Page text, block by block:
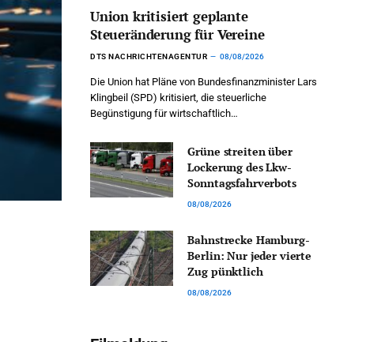
Union kritisiert geplante
Steueränderung für Vereine
DTS NACHRICHTENAGENTUR 08/08/2026
Die Union hat Pläne von Bundesfinanzminister Lars
Klingbeil (SPD) kritisiert, die steuerliche
Begünstigung für wirtschaftlich…
Grüne streiten über
Lockerung des Lkw-
Sonntagsfahrverbots
08/08/2026
Bahnstrecke Hamburg-
Berlin: Nur jeder vierte
Zug pünktlich
08/08/2026